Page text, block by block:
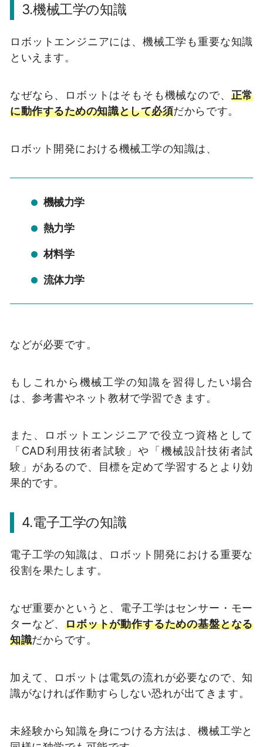
3.機械工学の知識
ロボットエンジニアには、機械工学も重要な知識
といえます。
なぜなら、ロボットはそもそも機械なので、 正常
に動作するための知識として必須だからです。
ロボット開発における機械工学の知識は、
機械力学
熱力学
材料学
流体力学
などが必要です。
もしこれから機械工学の知識を習得したい場合
は、参考書やネット教材で学習できます。
また、ロボットエンジニアで役立つ資格として
「CAD利用技術者試験」や「機械設計技術者試
験」があるので、目標を定めて学習するとより効
果的です。
4.電子工学の知識
電子工学の知識は、ロボット開発における重要な
役割を果たします。
なぜ重要かというと、電子工学はセンサー・モー
ターなど、ロボットが動作するための基盤となる
知識だからです。
加えて、ロボットは電気の流れが必要なので、知
識がなければ作動すらしない恐れが出てきます。
未経験から知識を身につける方法は、機械工学と